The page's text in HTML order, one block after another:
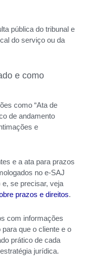
pública do tribunal e
do serviço ou da
e como
como “Ata de
de andamento
e
e a ata para prazos
no e‑SAJ
e, se precisar, veja
prazos e direitos.
com informações
que o cliente e o
prático de cada
jurídica.